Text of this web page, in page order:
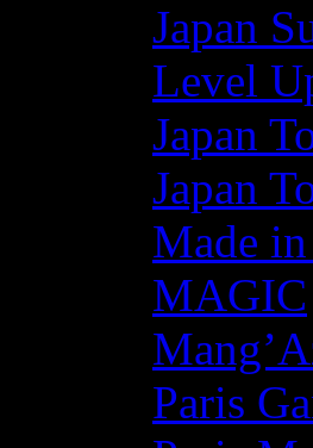
Japan
Level
Japan
Japan
Made
MAGIC
Paris